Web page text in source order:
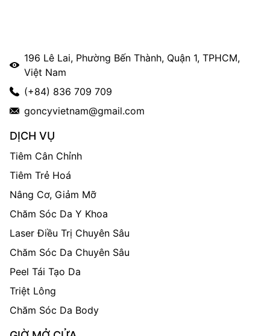
196 Lê Lai, Phường Bến Thành, Quận 1, TPHCM,
Việt Nam
(+84) 836 709 709
goncyvietnam@gmail.com
DỊCH VỤ
Tiêm Cân Chỉnh
Tiêm Trẻ Hoá
Nâng Cơ, Giảm Mỡ
Chăm Sóc Da Y Khoa
Laser Điều Trị Chuyên Sâu
Chăm Sóc Da Chuyên Sâu
Peel Tái Tạo Da
Triệt Lông
Chăm Sóc Da Body